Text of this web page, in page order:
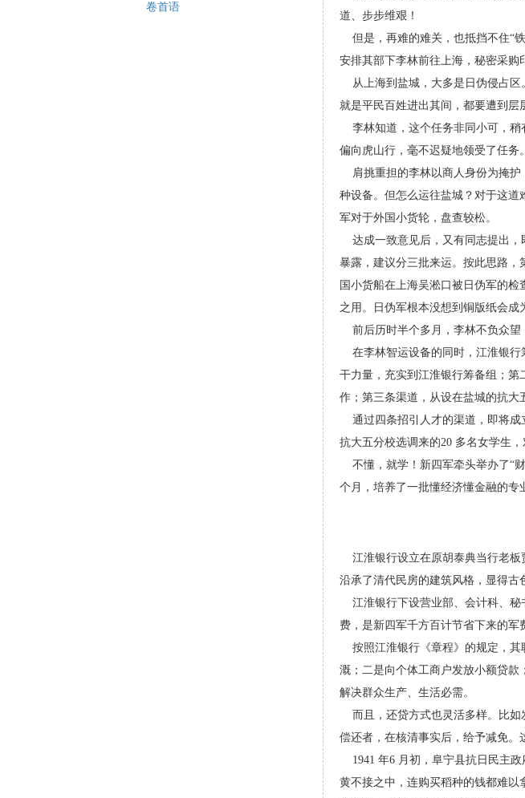
卷首语
道、步步维艰！
但是，再难的难关，也抵挡不住“
安排其部下李林前往上海，秘密采购
从上海到盐城，大多是日伪侵占区
就是平民百姓进出其间，都要遭到层
李林知道，这个任务非同小可，稍
偏向虎山行，毫不迟疑地领受了任务。
肩挑重担的李林以商人身份为掩护
种设备。但怎么运往盐城？对于这道
军对于外国小货轮， 盘查较松。
达成一致意见后，又有同志提出，
暴露，建议分三批来运。按此思路，
国小货船在上海吴淞口被 日伪军的检
之用。日 伪军根本没想到铜版纸会成
前后历时半个多月，李林不负众望
在李林智运设备的同时，江淮银行
干力量，充实到江淮银行筹备组；第
作；第三条渠道，从设在盐城的抗大
通过四条招引人才的渠道，即将成
抗大五分校选调来的20 多名女学生，
不懂，就学！新四军牵头举办了“
个月，培养了一批懂经济懂金融的专
江淮银行设立在原胡泰典当行老板
沿承了清代民房的建筑风格，显得古
江淮银行下设营业部、会计科、秘
费，是新四军千方百计节省下来的军
按照江淮银行《章程》的规定，其
溉；二是向个体工商户发放小额贷款
解决群众生产、生活必需。
而且，还贷方式也灵活多样。比如
偿还者，在核清事实后，给予减免。
1941 年6 月初，阜宁县抗日民主政
黄不接之中，连购买稻种的钱都难以